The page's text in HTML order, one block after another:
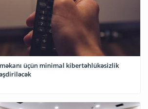
üçün minimal kibertəhlükəsizlik